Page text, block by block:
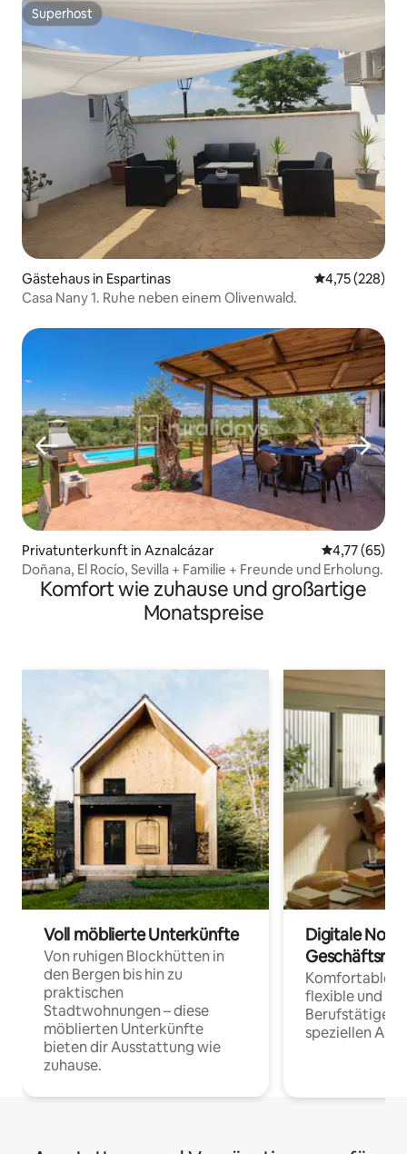
Superhost
Superhost
Gästehaus in Espartinas
4,75 (228)
Casa Nany 1. Ruhe neben einem Olivenwald.
Privatunterkunft in Aznalcázar
4,77 (65)
Doñana, El Rocío, Sevilla + Familie + Freunde und Erholung.
Komfort wie zuhause und großartige
Monatspreise
Voll möblierte Unterkünfte
Von ruhigen Blockhütten in
den Bergen bis hin zu
praktischen
Stadtwohnungen – diese
möblierten Unterkünfte
bieten dir Ausstattung wie
zuhause.
Digitale
Komfortable
flexible und
Berufstätige
speziellen